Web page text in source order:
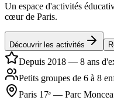
Un espace d'activités
cœur de Paris.
Découvrir les activités
Depuis 2018 — 8 ans
Petits groupes de 6 à 8
Paris 17ᵉ — Parc